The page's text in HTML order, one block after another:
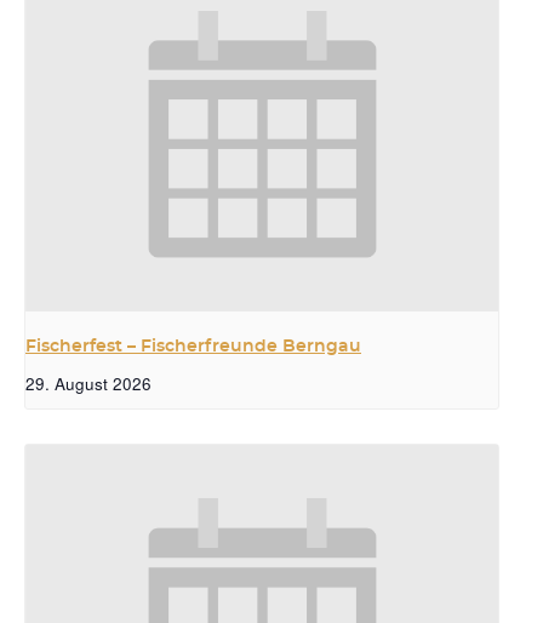
Fischerfest – Fischerfreunde Berngau
29. August 2026